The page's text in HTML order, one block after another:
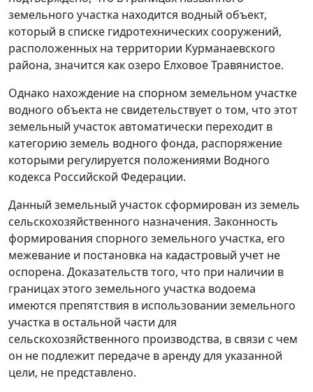
земельного участка находится водный объект,
который в списке гидротехнических сооружений,
расположенных на территории Курманаевского
района, значится как озеро Елховое Травянистое.
Однако нахождение на спорном земельном участке
водного объекта не свидетельствует о том, что этот
земельный участок автоматически переходит в
категорию земель водного фонда, распоряжение
которыми регулируется положениями Водного
кодекса Российской Федерации.
Данный земельный участок сформирован из земель
сельскохозяйственного назначения. Законность
формирования спорного земельного участка, его
межевание и постановка на кадастровый учет не
оспорена. Доказательств того, что при наличии в
границах этого земельного участка водоема
имеются препятствия в использовании земельного
участка в остальной части для
сельскохозяйственного производства, в связи с чем
он не подлежит передаче в аренду для указанной
цели, не представлено.